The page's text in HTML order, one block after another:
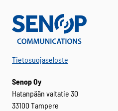
Tietosuojaseloste
Senop Oy
Hatanpään valtatie 30
33100 Tampere